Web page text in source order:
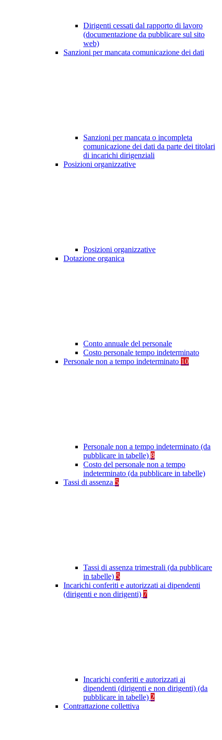
Dirigenti cessati dal rapporto di lavoro
(documentazione da pubblicare sul sito
web)
Sanzioni per mancata comunicazione dei dati
Sanzioni per mancata o incompleta
comunicazione dei dati da parte dei titolari
di incarichi dirigenziali
Posizioni organizzative
Posizioni organizzative
Dotazione organica
Conto annuale del personale
Costo personale tempo indeterminato
Personale non a tempo indeterminato 10
Personale non a tempo indeterminato (da
pubblicare in tabelle) 8
Costo del personale non a tempo
indeterminato (da pubblicare in tabelle)
Tassi di assenza 5
Tassi di assenza trimestrali (da pubblicare
in tabelle) 5
Incarichi conferiti e autorizzati ai dipendenti
(dirigenti e non dirigenti) 7
Incarichi conferiti e autorizzati ai
dipendenti (dirigenti e non dirigenti) (da
pubblicare in tabelle) 2
Contrattazione collettiva